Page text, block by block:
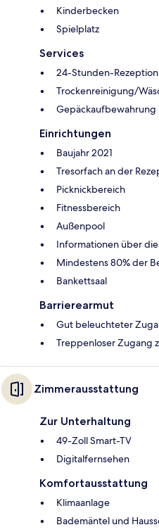
Kinderbecken
Spielplatz
Services
24-Stunden-Rezeption
Trockenreinigung/
Gepäckaufbewahrung
Einrichtungen
Baujahr 2021
Tresorfach an der
Picknickbereich
Fitnessbereich
Außenpool
Informationen über
Mindestens 80% der
Bankettsaal
Barrierearmut
Gut beleuchteter
Treppenloser Zugang
Zimmerausstattung
Zur Unterhaltung
49-Zoll Smart-TV
Digitalfernsehen
Komfortausstattung
Klimaanlage
Bademäntel und